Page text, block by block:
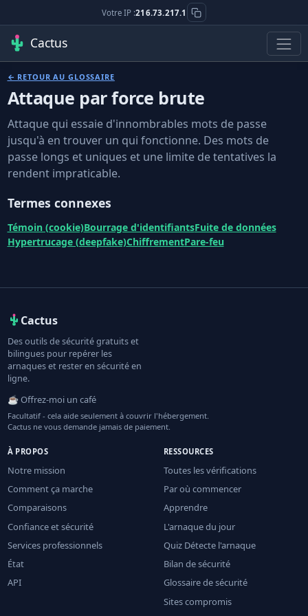
Votre IP :216.73.217.1
Cactus
← RETOUR AU GLOSSAIRE
Attaque par force brute
Attaque qui essaie d'innombrables mots de passe
jusqu'à en trouver un qui fonctionne. Des mots de
passe longs et uniques et une limite de tentatives la
rendent impraticable.
Termes connexes
Témoin (cookie)Bourrage d'identifiantsFuite de données
Hypertrucage (deepfake)ChiffrementPare-feu
Cactus
Des outils de sécurité gratuits et
bilingues pour repérer les
arnaques et rester en sécurité en
ligne.
☕ Offrez-moi un café
Facultatif - cela aide seulement à couvrir l'hébergement.
Cactus ne vous demande jamais de paiement.
À PROPOS
Notre mission
Comment ça marche
Comparaisons
Confiance et sécurité
Services professionnels
État
API
RESSOURCES
Toutes les vérifications
Par où commencer
Apprendre
L'arnaque du jour
Quiz Détecte l'arnaque
Bilan de sécurité
Glossaire de sécurité
Sites compromis